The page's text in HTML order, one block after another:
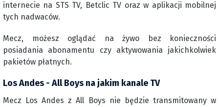
internecie na STS TV, Betclic TV oraz w aplikacji mobilnej
tych nadwaców.
Mecz, możesz oglądać na żywo bez konieczności
posiadania abonamentu czy aktywowania jakichkolwiek
pakietów płatnych.
Los Andes - All Boys na jakim kanale TV
Mecz Los Andes z All Boys nie będzie transmitowany w